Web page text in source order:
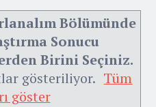
Bölümünde
Sonucu
Birini Seçiniz.
gösteriliyor. Tüm
göster